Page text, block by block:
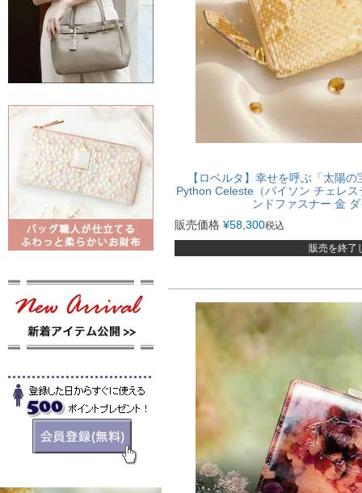
【ロベルタ】幸せを呼ぶ「太陽
Python Celeste（パイソン チェレ
ンドファスナー 金
販売価格 ¥58,300税込
販売を終了